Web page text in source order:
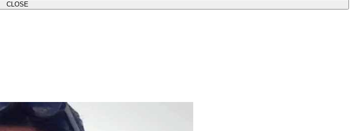
CLOSE